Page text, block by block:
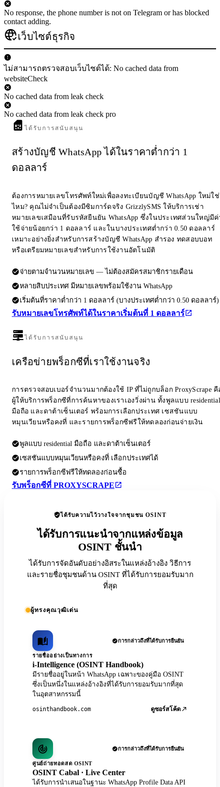
No response, the phone number is not on Telegram or has blocked
contact adding.
เว็บไซต์ธุรกิจ
ไม่สามารถตรวจสอบเว็บไซต์ได้: No cached data from
websiteCheck
No cached data from leak check
No cached data from leak check pro
ได้รับการสนับสนุน
สร้างบัญชี WhatsApp ได้ในราคาต่ำกว่า 1
ดอลลาร์
ต้องการหมายเลขโทรศัพท์ใหม่เพื่อลงทะเบียนบัญชี WhatsApp ใหม่ใช่
ไหม? คุณไม่จำเป็นต้องมีซิมการ์ดจริง GrizzlySMS ให้บริการเช่า
หมายเลขเสมือนที่รับรหัสยืนยัน WhatsApp ซึ่งในประเทศส่วนใหญ่มีค่
ใช้จ่ายน้อยกว่า 1 ดอลลาร์ และในบางประเทศต่ำกว่า 0.50 ดอลลาร์
เหมาะอย่างยิ่งสำหรับการสร้างบัญชี WhatsApp สำรอง ทดสอบบอท
หรือเตรียมหมายเลขสำหรับการใช้งานอัตโนมัติ
จ่ายตามจำนวนหมายเลข — ไม่ต้องสมัครสมาชิกรายเดือน
หลายสิบประเทศ มีหมายเลขพร้อมใช้งาน WhatsApp
เริ่มต้นที่ราคาต่ำกว่า 1 ดอลลาร์ (บางประเทศต่ำกว่า 0.50 ดอลลาร์)
รับหมายเลขโทรศัพท์ได้ในราคาเริ่มต้นที่ 1 ดอลลาร์
ได้รับการสนับสนุน
เครือข่ายพร็อกซีที่เราใช้งานจริง
การตรวจสอบเบอร์จำนวนมากต้องใช้ IP ที่ไม่ถูกบล็อก ProxyScrape คื
ผู้ให้บริการพร็อกซีที่การค้นหาของเราเองวิ่งผ่าน ทั้งพูลแบบ residential
มือถือ และดาต้าเซ็นเตอร์ พร้อมการเลือกประเทศ เซสชันแบบ
หมุนเวียนหรือคงที่ และรายการพร็อกซีฟรีให้ทดลองก่อนจ่ายเงิน
พูลแบบ residential มือถือ และดาต้าเซ็นเตอร์
เซสชันแบบหมุนเวียนหรือคงที่ เลือกประเทศได้
รายการพร็อกซีฟรีให้ทดลองก่อนซื้อ
รับพร็อกซีที่ PROXYSCRAPE
ได้รับความไว้วางใจจากชุมชน OSINT
ได้รับการแนะนำจากแหล่งข้อมูล
OSINT ชั้นนำ
ได้รับการจัดอันดับอย่างอิสระในแหล่งอ้างอิง วิธีการ
และรายชื่อชุมชนด้าน OSINT ที่ได้รับการยอมรับมาก
ที่สุด
ผู้ทรงคุณวุฒิเด่น
การกล่าวถึงที่ได้รับการยืนยัน
รายชื่ออย่างเป็นทางการ
i-Intelligence (OSINT Handbook)
มีรายชื่ออยู่ในหน้า WhatsApp เฉพาะของคู่มือ OSINT
ซึ่งเป็นหนึ่งในแหล่งอ้างอิงที่ได้รับการยอมรับมากที่สุด
ในอุตสาหกรรมนี้
osinthandbook.com ดูซอร์สโค้ด
การกล่าวถึงที่ได้รับการยืนยัน
ศูนย์ถ่ายทอดสด OSINT
OSINT Cabal · Live Center
ได้รับการนำเสนอในฐานะ WhatsApp Profile Data API